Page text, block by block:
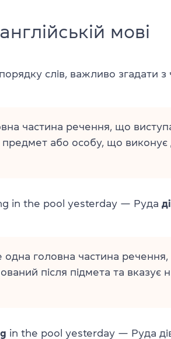
мові
слів, важливо згадати з
частина речення, що
або особу, що виконує
in the pool yesterday — Руда
головна частина речення,
після підмета та вказує
in the pool yesterday — Руда